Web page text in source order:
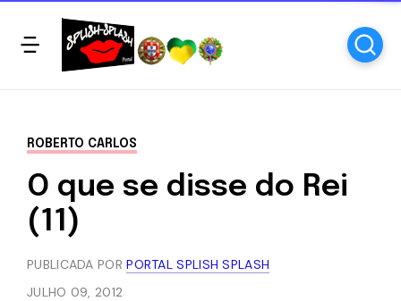
ROBERTO CARLOS
O que se disse do Rei
(11)
PUBLICADA PORPORTAL SPLISH SPLASH
JULHO 09, 2012